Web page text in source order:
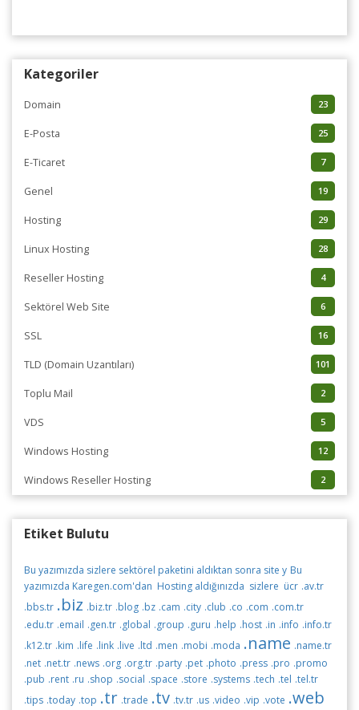
Kategoriler
23
Domain
25
E-Posta
7
E-Ticaret
19
Genel
29
Hosting
28
Linux Hosting
4
Reseller Hosting
6
Sektörel Web Site
16
SSL
101
TLD (Domain Uzantıları)
2
Toplu Mail
5
VDS
12
Windows Hosting
2
Windows Reseller Hosting
Etiket Bulutu
Bu yazımızda sizlere sektörel paketini aldıktan sonra site y Bu
yazımızda Karegen.com'dan Hosting aldığınızda sizlere ücr .av.tr
.bbs.tr .biz .biz.tr .blog .bz .cam .city .club .co .com .com.tr
.edu.tr .email .gen.tr .global .group .guru .help .host .in .info .info.tr
.k12.tr .kim .life .link .live .ltd .men .mobi .moda .name .name.tr
.net .net.tr .news .org .org.tr .party .pet .photo .press .pro .promo
.pub .rent .ru .shop .social .space .store .systems .tech .tel .tel.tr
.tips .today .top .tr .trade .tv .tv.tr .us .video .vip .vote .web